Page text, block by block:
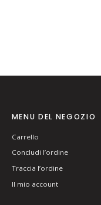
MENU DEL NEGOZIO
Carrello
Concludi l’ordine
Traccia l’ordine
Il mio account